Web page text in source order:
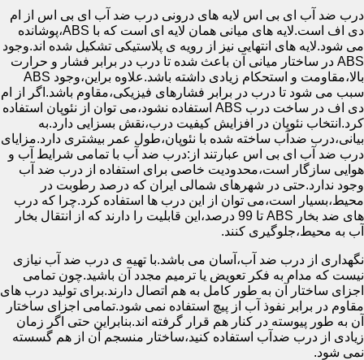
درب ضد آب ای بی اس لایه های درونی درب ضد آب ای بی اس از ام
دی اف است.لایه های میانی همان لایه ای است که با ABS،پوشانده
می شود.لایه های انتهایی نیز از رویه ی پلاستیکی تشکیل شده اند.وجود
ABS در ساختار میانی آن باعث شده تا درب در برابر فشار و حرارت
بالا،مقاومت و استحکام زیادی داشته باشد.علاوه براین،وجود ABS
سبب می شود تا درب در برابر فشارهای فیزیکی،مقاوم باشد.اگر از ام
دی اف در ساخت درب ABS استفاده نشود،می توان از نئوپان استفاده
کرد.انتخاب نئوپان در افزایش کیفیت درب،نقش بسزایی دارد.به
بیانی،درب ضدآب ساخته شده با نئوپان،طول عمر بیشتری دارد.مزایای
درب ضد آب ای بی اس عبارتند از:درب ضد آب با تمامی شرایط آب و
هوایی سازگار است،محدودیت خاصی برای استفاده از درب ضد آب
وجود ندارد.حتی در شهرهای شمالی ایران که درصد رطوبت در
محیط،بسیار است،می توان از این درب ها استفاده کرد.چرا که درب
های ضد بخار ABS تا 99 درصد،این قابلیت را دارند که از انتقال بخار
آب به محیط،جلوگیری کنند.
نگهداری از درب ضد آب،آسان می باشد.با تهیه ی درب ضد آب نیازی
نیست که مدام به فکر تعویض یا ترمیم مجدد آن باشید.چون تمامی
اجزای ساختار آن به طور کامل به هم اتصال دارند.برای تولید درب های
مقاوم در برابر نفوذ آب از پیچ استفاده نمی شود.تمامی اجزای ساختار
آن به طور پیوسته در کنار هم قرار گرفته اند.بنابراین حتی اگر زمان
زیادی از درب ضدآب استفاده کنید،ساختار منسجم آن از هم گسسته
نمی شود.